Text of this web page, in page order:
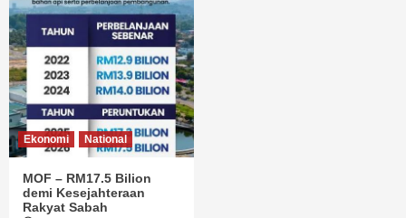
Ekonomi National
MOF – RM17.5 Bilion
demi Kesejahteraan
Rakyat Sabah